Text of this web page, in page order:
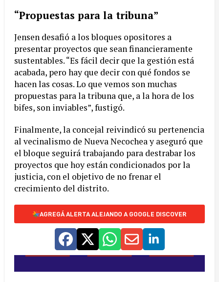
“Propuestas para la tribuna”
Jensen desafió a los bloques opositores a
presentar proyectos que sean financieramente
sustentables. “Es fácil decir que la gestión está
acabada, pero hay que decir con qué fondos se
hacen las cosas. Lo que vemos son muchas
propuestas para la tribuna que, a la hora de los
bifes, son inviables”, fustigó.
Finalmente, la concejal reivindicó su pertenencia
al vecinalismo de Nueva Necochea y aseguró que
el bloque seguirá trabajando para destrabar los
proyectos que hoy están condicionados por la
justicia, con el objetivo de no frenar el
crecimiento del distrito.
AGREGÁ ALERTA ALEJANDO A GOOGLE DISCOVER